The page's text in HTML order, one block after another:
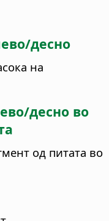
десно
на
десно во
од питата во